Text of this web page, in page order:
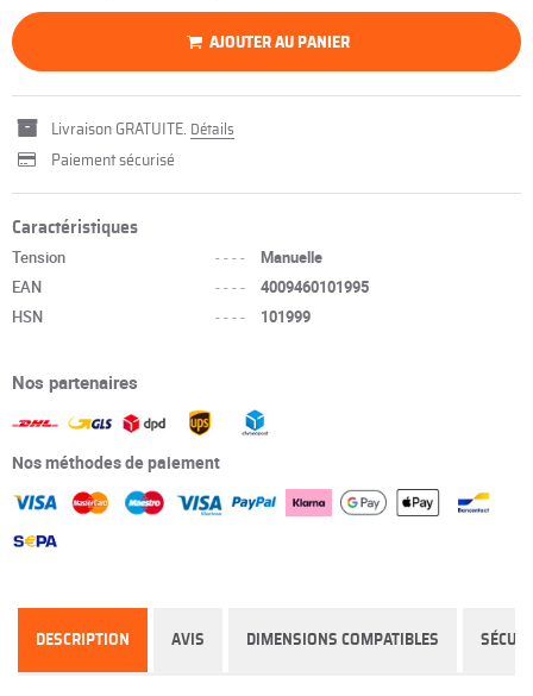
AJOUTER AU PANIER
Livraison GRATUITE. Détails
Paiement sécurisé
Caractéristiques
Tension ----
Manuelle
EAN
----
4009460101995
HSN
---- 101999
Nos partenaires
Nos méthodes de paiement
DESCRIPTION AVIS DIMENSIONS COMPATIBLES